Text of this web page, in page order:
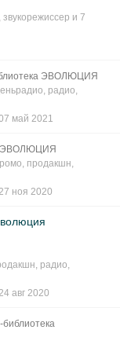
,звукорежиссер и 7
ЭВОЛЮЦИЯ
, радио,
май 2021
ЭВОЛЮЦИЯ
, продакшн,
ноя 2020
, радио,
авг 2020